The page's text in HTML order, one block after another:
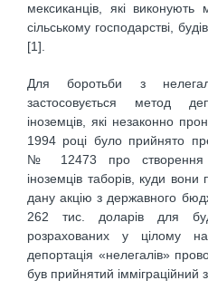
мексиканців, які виконують
сільському господарстві,
[1].
Для боротьби з
застосовується метод
іноземців, які незаконно
1994 році було прийнято
№ 12473 про створення
іноземців таборів, куди вони
дану акцію з державного
262 тис. доларів для
розрахованих у цілому
депортація «нелегалів»
був прийнятий імміграційний